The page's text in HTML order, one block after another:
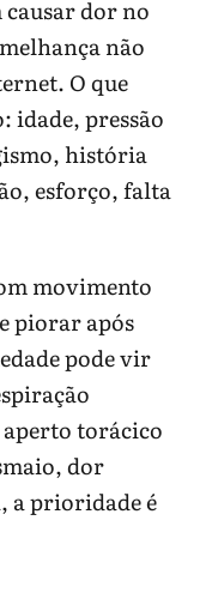
causar dor no
não
O que
idade, pressão
história
esforço, falta
movimento
piorar após
pode vir
aperto torácico
dor
a prioridade é